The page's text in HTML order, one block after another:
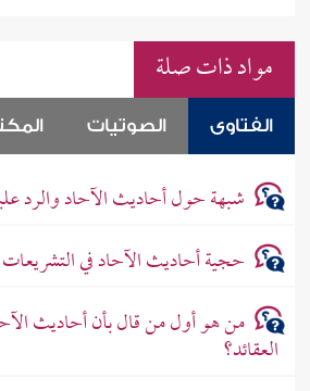
مواد ذات صلة
الفتاوى الصوتيات
شبهة حول أحاديث الآحاد والرد
حجية أحاديث الآحاد في التشريعات
من هو أول من قال بأن أحاديث
العقائد؟